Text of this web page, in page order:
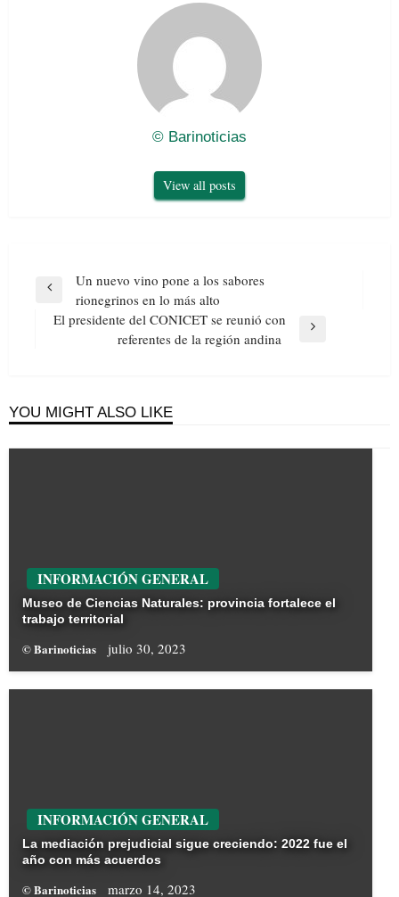
© Barinoticias
View all posts
Navegación
entradas
Previous
Post
Un nuevo vino pone a los sabores
rionegrinos en lo más alto
El presidente del CONICET se reunió con
referentes de la región andina
YOU MIGHT ALSO LIKE
INFORMACIÓN GENERAL
Museo de Ciencias Naturales: provincia fortalece el
trabajo territorial
© Barinoticias julio 30, 2023
INFORMACIÓN GENERAL
La mediación prejudicial sigue creciendo: 2022 fue el
año con más acuerdos
© Barinoticias marzo 14, 2023